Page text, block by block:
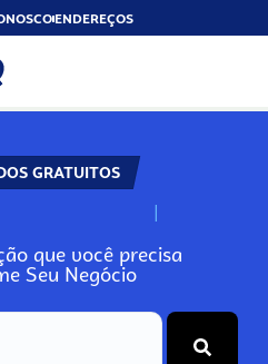
ENDEREÇOS
GRATUITOS
N
que você precisa
Seu Negócio